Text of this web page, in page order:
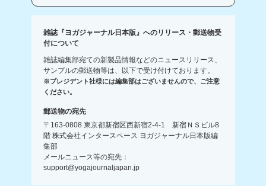
雑誌『ヨガジャーナル日本版』へのリリース・郵送物受
付について
雑誌編集部宛ての新製品情報などのニュースリリース、
サンプルの郵送物等は、以下で受け付けております。
※プレジデント社様には編集部はございませんので、ご注意
ください。
郵送物の宛先
〒163-0808 東京都新宿区西新宿2-4-1 新宿ＮＳビル8
階 株式会社インタースペース ヨガジャーナル日本版編
集部
メールニュース等の宛先：
support@yogajournaljapan.jp